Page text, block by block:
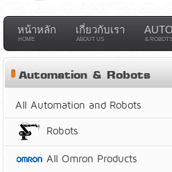
หน้าหลัก
HOME
เกี่ยวกับเรา
ABOUT US & ROBOTS
Automation & Robots
All Automation and Robots
Robots
All Omron Products